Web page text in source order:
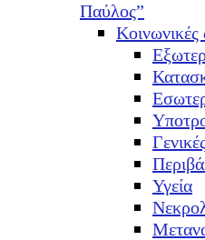
Παύλος”
Κοινωνικές
Υγεία